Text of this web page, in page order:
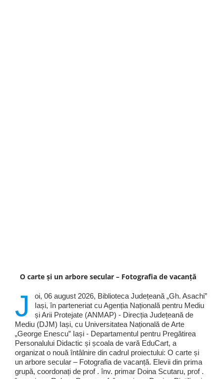
O carte și un arbore secular – Fotografia de vacanță
J
oi, 06 august 2026, Biblioteca Județeană „Gh. Asachi”
Iași, în parteneriat cu Agenția Națională pentru Mediu
și Arii Protejate (ANMAP) - Direcția Județeană de
Mediu (DJM) Iași, cu Universitatea Națională de Arte
„George Enescu” Iași - Departamentul pentru Pregătirea
Personalului Didactic și școala de vară EduCart, a
organizat o nouă întâlnire din cadrul proiectului: O carte și
un arbore secular – Fotografia de vacanță. Elevii din prima
grupă, coordonați de prof . înv. primar Doina Scutaru, prof .